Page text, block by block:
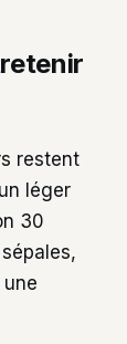
restent
léger
30